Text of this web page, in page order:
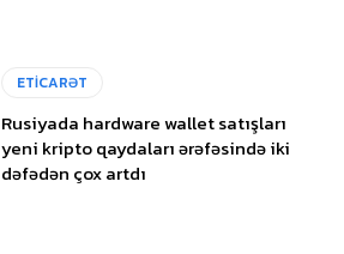
ETİCARƏT
Rusiyada hardware wallet satışları
yeni kripto qaydaları ərəfəsində iki
dəfədən çox artdı